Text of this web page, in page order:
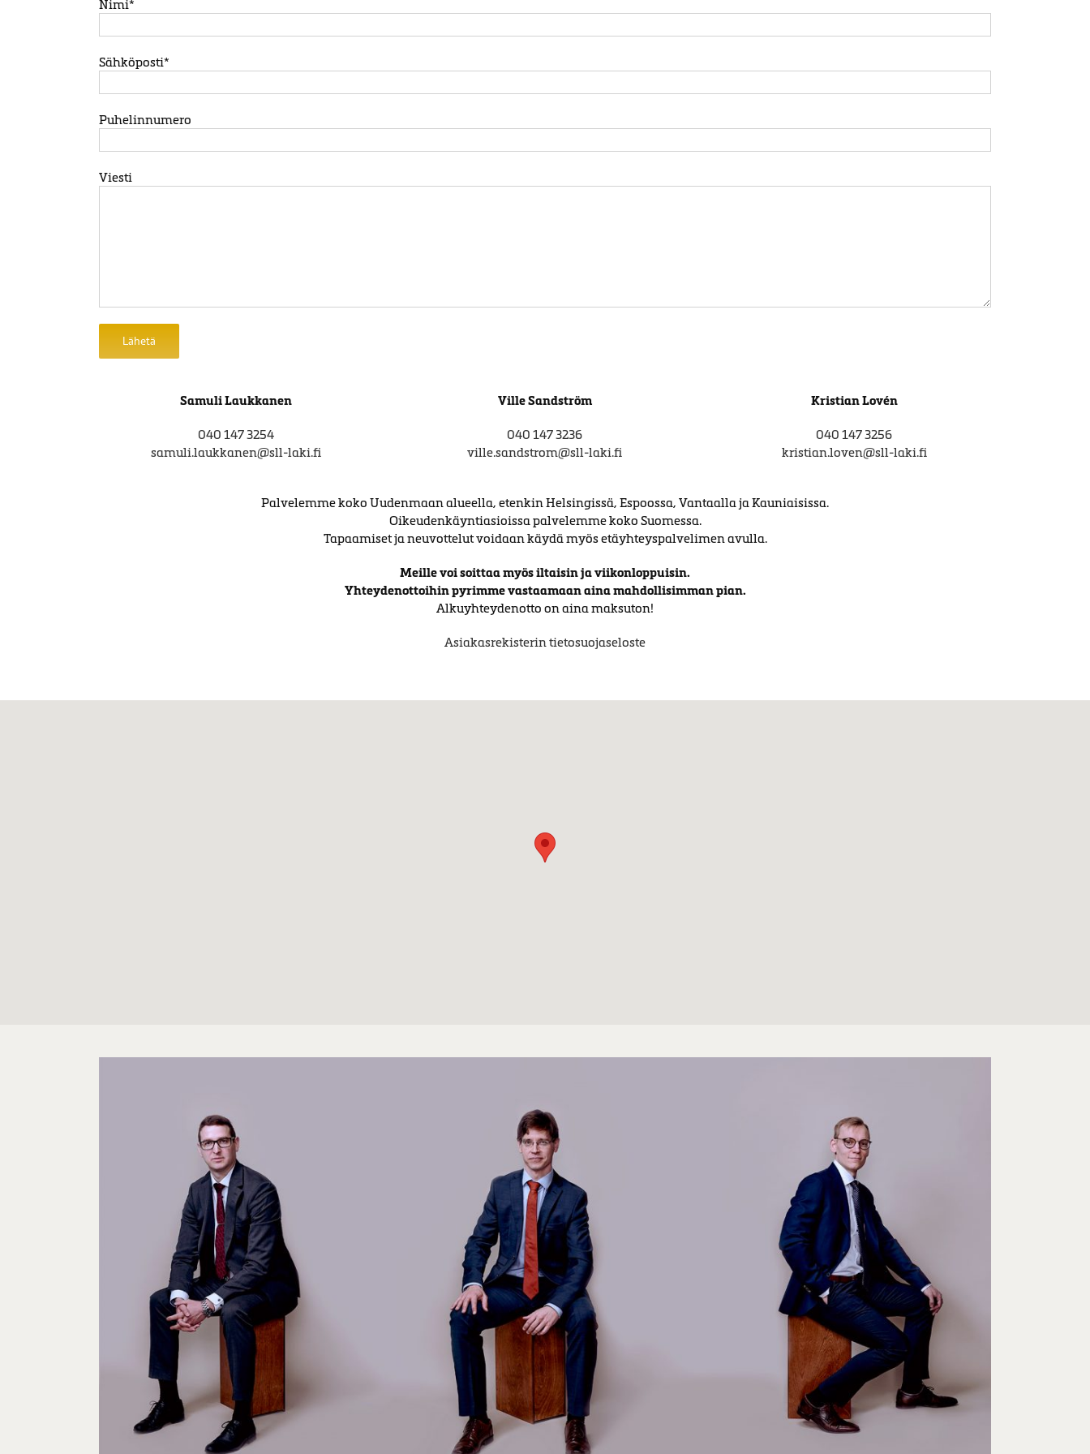
Nimi*
Sähköposti*
Puhelinnumero
Viesti
Samuli Laukkanen
040 147 3254
samuli.laukkanen@sll-laki.fi
Ville Sandström
040 147 3236
ville.sandstrom@sll-laki.fi
Kristian Lovén
040 147 3256
kristian.loven@sll-laki.fi
Palvelemme koko Uudenmaan alueella, etenkin Helsingissä, Espoossa, Vantaalla ja Kauniaisissa.
Oikeudenkäyntiasioissa palvelemme koko Suomessa.
Tapaamiset ja neuvottelut voidaan käydä myös etäyhteyspalvelimen avulla.
Meille voi soittaa myös iltaisin ja viikonloppuisin.
Yhteydenottoihin pyrimme vastaamaan aina mahdollisimman pian.
Alkuyhteydenotto on aina maksuton!
Asiakasrekisterin tietosuojaseloste